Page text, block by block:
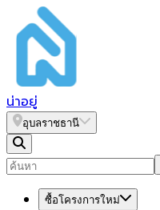
น่าอยู่
อุบลราชธานี
ซื้อโครงการใหม่